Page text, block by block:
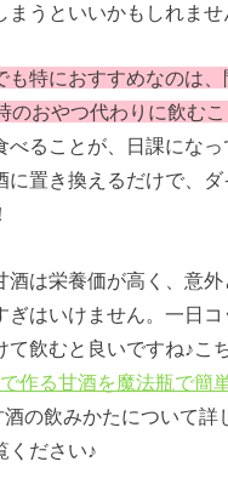
まうといいかもしれませ
も特におすすめなのは、
のおやつ代わりに飲む
べることが、日課になっ
に置き換えるだけで、
酒は栄養価が高く、意外
ぎはいけません。一日
て飲むと良いですね♪こ
作る甘酒を魔法瓶で簡
の飲みかたについて詳
ください♪